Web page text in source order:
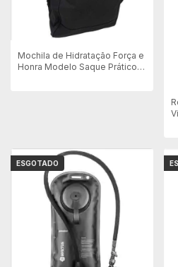
Mochila de Hidratação Força e
Honra Modelo Saque Prático
ESGOTADO